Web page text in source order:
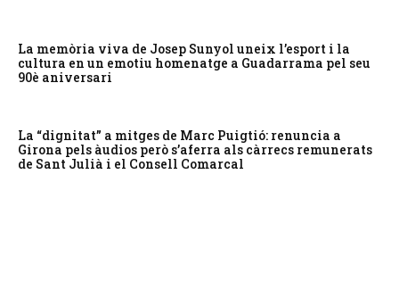
La memòria viva de Josep Sunyol uneix l’esport i la
cultura en un emotiu homenatge a Guadarrama pel seu
90è aniversari
La “dignitat” a mitges de Marc Puigtió: renuncia a
Girona pels àudios però s’aferra als càrrecs remunerats
de Sant Julià i el Consell Comarcal